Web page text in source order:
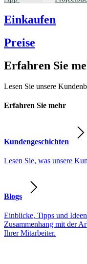
Einkaufen
Preise
Erfahren Sie
Lesen Sie unsere
Erfahren Sie mehr
Kundengeschichten
Lesen Sie, was unsere
Blogs
Einblicke, Tipps und
Zusammenhang mit der
Ihrer Mitarbeiter.